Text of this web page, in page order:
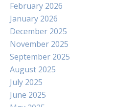
February 2026
January 2026
December 2025
November 2025
September 2025
August 2025
July 2025
June 2025